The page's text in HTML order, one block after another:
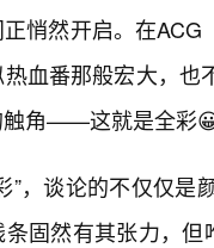
悄然开启。在
血番那般宏大，
角——这就是全彩
”，谈论的不仅仅
固然有其张力，